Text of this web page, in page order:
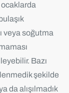
ocaklarda
veya soğutma
Bazı
şekilde
da alışılmadık